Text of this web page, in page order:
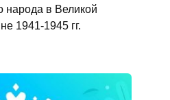
народа в Великой
1941-1945 гг.